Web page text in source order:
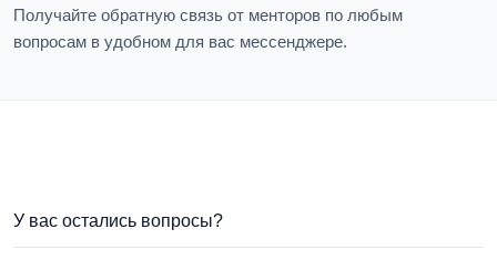
Получайте обратную связь от менторов по любым
вопросам в удобном для вас мессенджере.
У вас остались вопросы?